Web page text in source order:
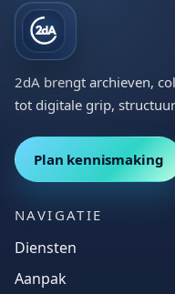
2dA brengt archieven,
tot digitale grip,
Plan kennismaking
NAVIGATIE
Diensten
Aanpak